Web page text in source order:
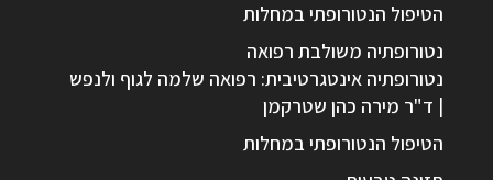
הטיפול הנטורופתי במחלות
נטורופתיה משולבת רפואה
נטורופתיה אינטגרטיבית: רפואה שלמה לגוף ולנפש
| ד"ר מירה כהן שטרקמן
הטיפול הנטורופתי במחלות